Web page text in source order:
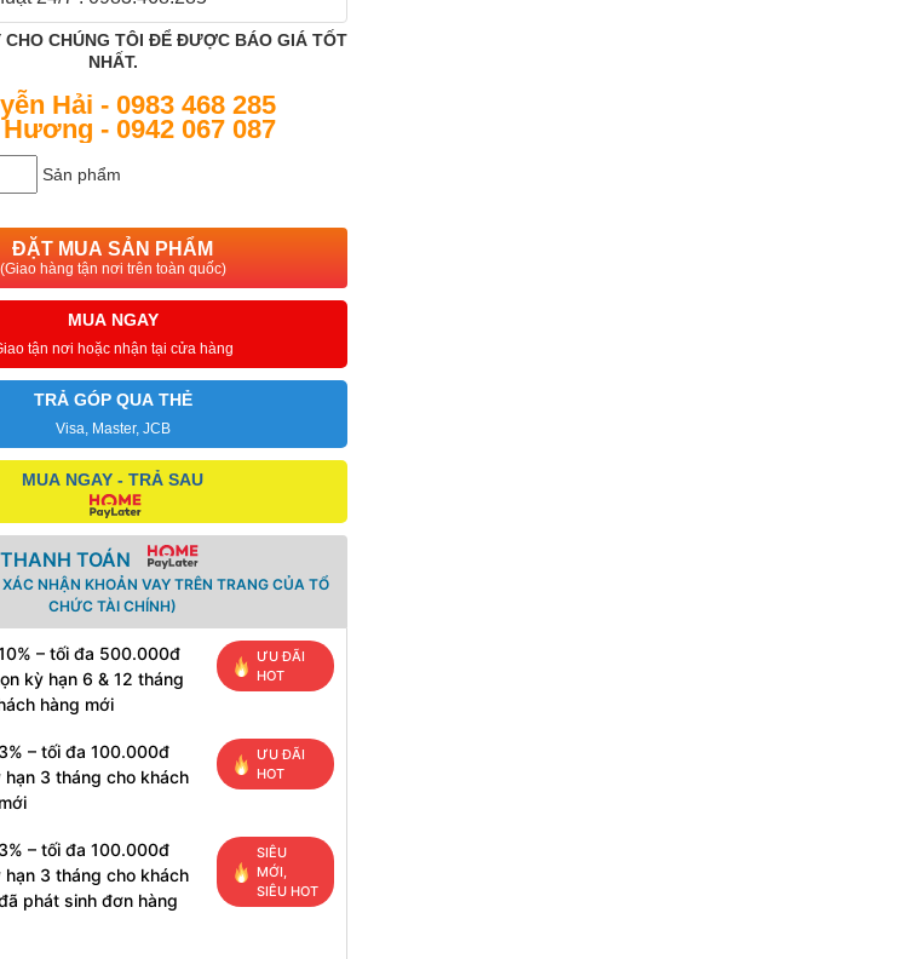
CHO CHÚNG TÔI ĐỂ ĐƯỢC BÁO GIÁ TỐT
NHẤT.
Hải - 0983 468 285
- 0942 067 087
Sản phẩm
ĐẶT MUA SẢN PHẨM
(Giao hàng tận nơi trên toàn quốc)
MUA NGAY
tận nơi hoặc nhận tại cửa hàng
TRẢ GÓP QUA THẺ
Visa, Master, JCB
MUA NGAY - TRẢ SAU
TOÁN
NHẬN KHOẢN VAY TRÊN TRANG CỦA TỔ
CHỨC TÀI CHÍNH)
– tối đa 500.000đ
kỳ hạn 6 & 12 tháng
hàng mới
ƯU ĐÃI
HOT
– tối đa 100.000đ
hạn 3 tháng cho khách
ƯU ĐÃI
HOT
– tối đa 100.000đ
hạn 3 tháng cho khách
phát sinh đơn hàng
SIÊU
MỚI,
SIÊU HOT